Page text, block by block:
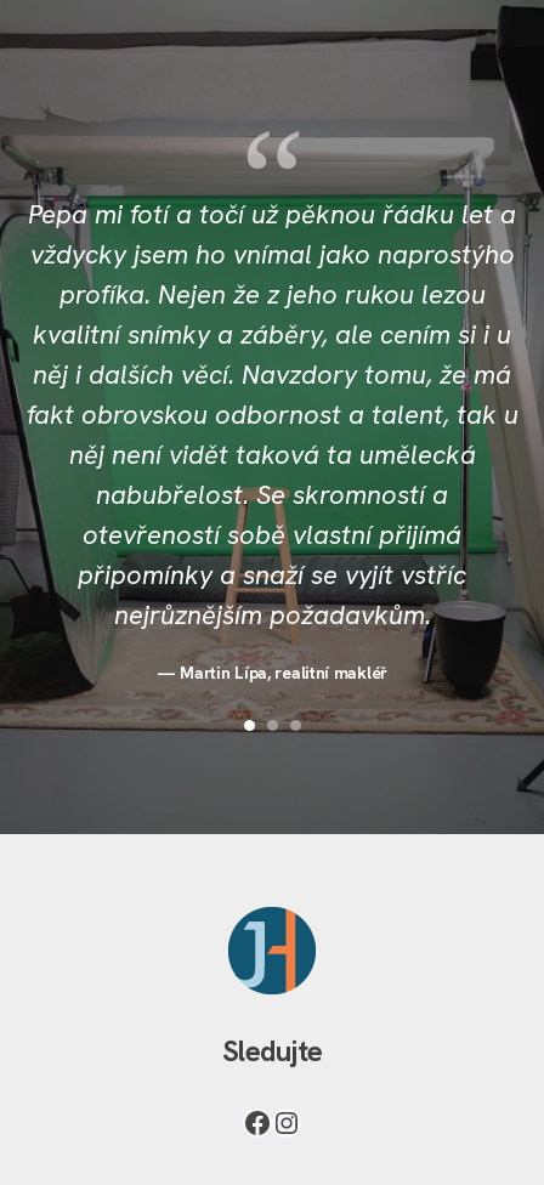
Pepa mi fotí a točí už pěknou řádku let a
vždycky jsem ho vnímal jako naprostýho
profíka. Nejen že z jeho rukou lezou
kvalitní snímky a záběry, ale cením si i u
něj i dalších věcí. Navzdory tomu, že má
fakt obrovskou odbornost a talent, tak u
něj není vidět taková ta umělecká
nabubřelost. Se skromností a
otevřeností sobě vlastní přijímá
připomínky a snaží se vyjít vstříc
nejrůznějším požadavkům.
Martin Lípa, realitní makléř
Sledujte